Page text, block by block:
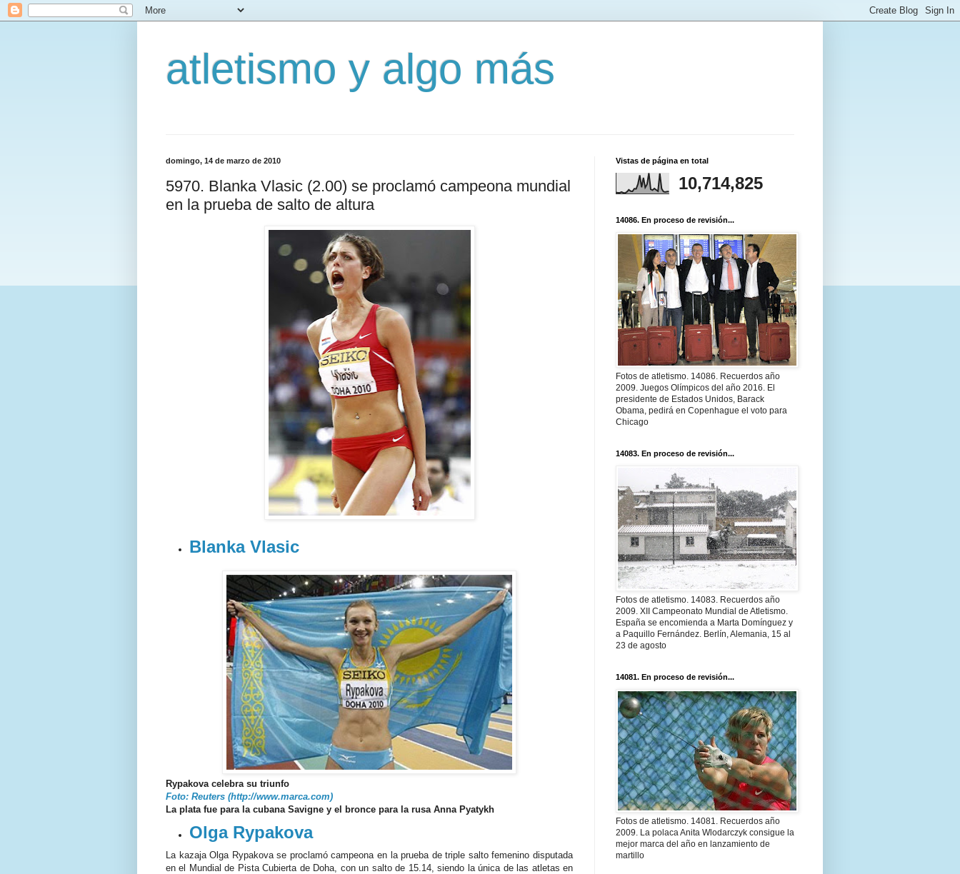
atletismo y algo más
domingo, 14 de marzo de 2010
5970. Blanka Vlasic (2.00) se proclamó campeona mundial
en la prueba de salto de altura
Blanka Vlasic
Rypakova celebra su triunfo
Foto: Reuters (http://www.marca.com)
La plata fue para la cubana Savigne y el bronce para la rusa Anna Pyatykh
Olga Rypakova
La kazaja Olga Rypakova se proclamó campeona en la prueba de triple salto femenino disputada
en el Mundial de Pista Cubierta de Doha, con un salto de 15.14, siendo la única de las atletas en
Vistas de página en total
10,714,825
14086. En proceso de revisión...
Fotos de atletismo. 14086. Recuerdos año
2009. Juegos Olímpicos del año 2016. El
presidente de Estados Unidos, Barack
Obama, pedirá en Copenhague el voto para
Chicago
14083. En proceso de revisión...
Fotos de atletismo. 14083. Recuerdos año
2009. XII Campeonato Mundial de Atletismo.
España se encomienda a Marta Domínguez y
a Paquillo Fernández. Berlín, Alemania, 15 al
23 de agosto
14081. En proceso de revisión...
Fotos de atletismo. 14081. Recuerdos año
2009. La polaca Anita Wlodarczyk consigue la
mejor marca del año en lanzamiento de
martillo